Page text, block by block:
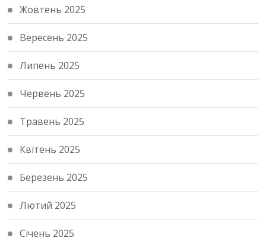
Жовтень 2025
Вересень 2025
Липень 2025
Червень 2025
Травень 2025
Квітень 2025
Березень 2025
Лютий 2025
Січень 2025